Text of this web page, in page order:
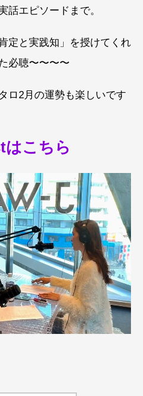
話エピソードまで。
定と実践知」を授けてくれ
必聴〜〜〜〜
ロ2月の運勢も楽しいです
はこちら